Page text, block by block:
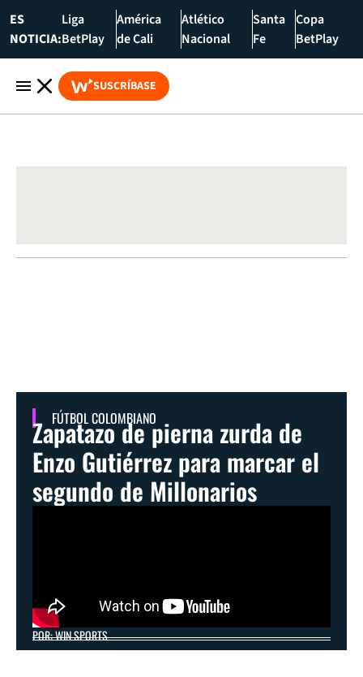
ES
NOTICIA:
Liga
BetPlay
América
de Cali
Atlético
Nacional
Santa
Fe
Copa
BetPlay
SUSCRÍBASE
FÚTBOL COLOMBIANO
Zapatazo de pierna zurda de
Enzo Gutiérrez para marcar el
segundo de Millonarios
POR: WIN SPORTS